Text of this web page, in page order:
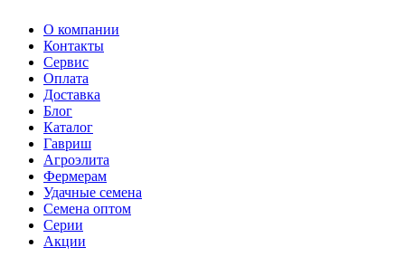
О компании
Контакты
Сервис
Оплата
Доставка
Блог
Каталог
Гавриш
Агроэлита
Фермерам
Удачные семена
Семена оптом
Серии
Акции